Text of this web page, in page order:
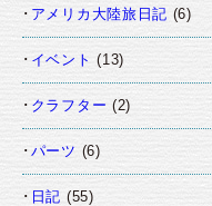
アメリカ大陸旅日記 (6)
イベント (13)
クラフター (2)
パーツ (6)
日記 (55)